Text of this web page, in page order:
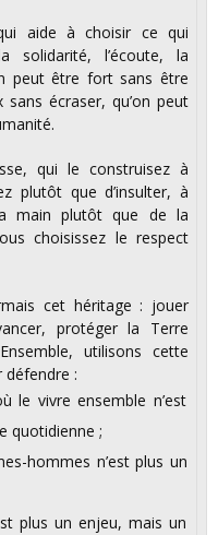
solidarité, l’écoute, la
peut être fort sans être
écraser, qu’on peut
plutôt que d’insulter, à
main plutôt que de la
choisissez le respect
protéger la Terre
utilisons cette
défendre :
le vivre ensemble n’est
quotidienne ;
hommes n’est plus un
plus un enjeu, mais un